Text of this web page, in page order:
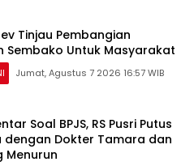
Tinjau Pembangian
Sembako Untuk Masyarakat
Jumat, Agustus 7 2026 16:57 WIB
Soal BPJS, RS Pusri Putus
dengan Dokter Tamara dan
Menurun